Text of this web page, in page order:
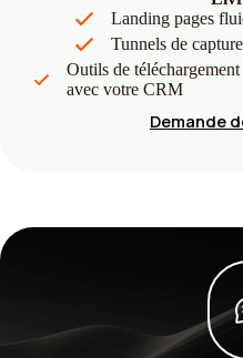
Landing pages
Tunnels de
Outils de
avec votre CRM
Demande